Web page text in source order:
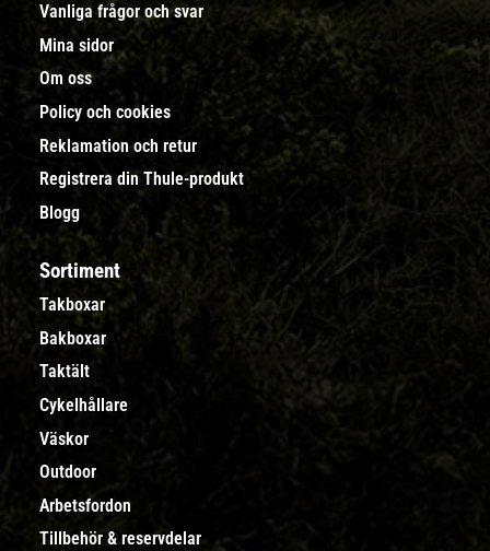
Vanliga frågor och svar
Mina sidor
Om oss
Policy och cookies
Reklamation och retur
Registrera din Thule-produkt
Blogg
Sortiment
Takboxar
Bakboxar
Taktält
Cykelhållare
Väskor
Outdoor
Arbetsfordon
Tillbehör & reservdelar